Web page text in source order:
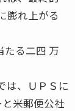
膨れ上がる
る二四 万
は、ＵＰＳに
米郵便公社